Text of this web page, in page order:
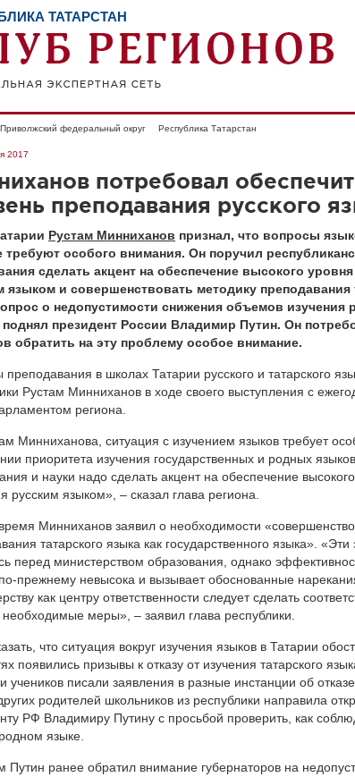
ТАТАРСТАН
Приволжский федеральный округ Республика Татарстан
2017
потребовал
преподавания русского
Рустам Минниханов признал, что вопросы
требуют особого внимания. Он поручил
сделать акцент на обеспечение высокого
языком и совершенствовать методику преподавания
о недопустимости снижения объемов изучения
президент России Владимир Путин. Он
обратить на эту проблему особое внимание.
преподавания в школах Татарии русского и татарского
Рустам Минниханов в ходе своего выступления с
региона.
Минниханова, ситуация с изучением языков требует
приоритета изучения государственных и родных
и науки надо сделать акцент на обеспечение
русским языком», – сказал глава региона.
Минниханов заявил о необходимости
татарского языка как государственного языка».
перед министерством образования, однако
прежнему невысока и вызывает обоснованные
как центру ответственности следует сделать
необходимые меры», – заявил глава республики.
что ситуация вокруг изучения языков в Татарии
появились призывы к отказу от изучения татарского
учеников писали заявления в разные инстанции об отказе
родителей школьников из республики направила
РФ Владимиру Путину с просьбой проверить, как
языке.
Путин ранее обратил внимание губернаторов на